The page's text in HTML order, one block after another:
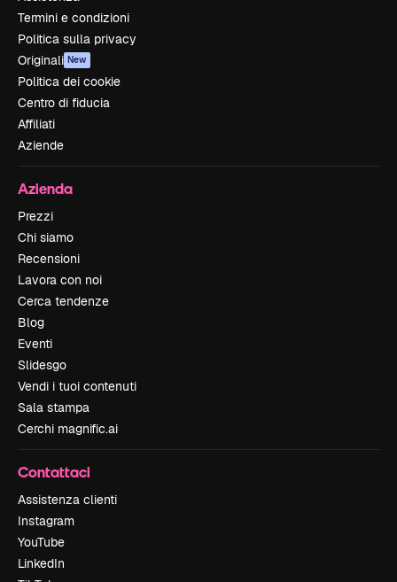
Termini e condizioni
Politica sulla privacy
Originali New
Politica dei cookie
Centro di fiducia
Affiliati
Aziende
Azienda
Prezzi
Chi siamo
Recensioni
Lavora con noi
Cerca tendenze
Blog
Eventi
Slidesgo
Vendi i tuoi contenuti
Sala stampa
Cerchi magnific.ai
Contattaci
Assistenza clienti
Instagram
YouTube
LinkedIn